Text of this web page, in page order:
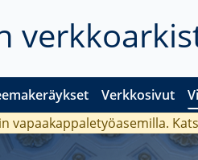
Verkkosivut
vapaakappaletyöasemilla.